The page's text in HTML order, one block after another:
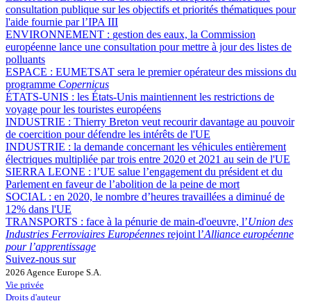
consultation publique sur les objectifs et priorités thématiques pour
l'aide fournie par l’IPA III
ENVIRONNEMENT : gestion des eaux, la Commission
européenne lance une consultation pour mettre à jour des listes de
polluants
ESPACE : EUMETSAT sera le premier opérateur des missions du
programme Copernicus
ÉTATS-UNIS : les États-Unis maintiennent les restrictions de
voyage pour les touristes européens
INDUSTRIE : Thierry Breton veut recourir davantage au pouvoir
de coercition pour défendre les intérêts de l'UE
INDUSTRIE : la demande concernant les véhicules entièrement
électriques multipliée par trois entre 2020 et 2021 au sein de l'UE
SIERRA LEONE : l’UE salue l’engagement du président et du
Parlement en faveur de l’abolition de la peine de mort
SOCIAL : en 2020, le nombre d’heures travaillées a diminué de
12% dans l'UE
TRANSPORTS : face à la pénurie de main-d'oeuvre, l’Union des
Industries Ferroviaires Européennes rejoint l’Alliance européenne
pour l’apprentissage
Suivez-nous sur
2026 Agence Europe S.A.
Vie privée
Droits d'auteur